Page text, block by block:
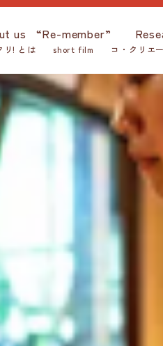
us
リ! とは
“Re-member”
short film コ・クリエ